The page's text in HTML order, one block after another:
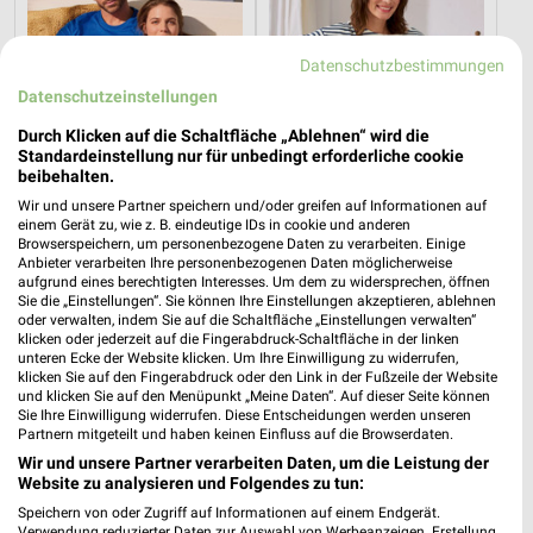
5,9 km
Inspiriert vom Meer
Gültig bis Di. 25.08.
Voilà, c’est moi
Gültig ab Mi. 12.08.
Tchibo Kik
Datenschutzbestimmungen
Datenschutzeinstellungen
Durch Klicken auf die Schaltfläche „Ablehnen“ wird die
Standardeinstellung nur für unbedingt erforderliche cookie
beibehalten.
Wir und unsere Partner speichern und/oder greifen auf Informationen auf
einem Gerät zu, wie z. B. eindeutige IDs in cookie und anderen
Browserspeichern, um personenbezogene Daten zu verarbeiten. Einige
Anbieter verarbeiten Ihre personenbezogenen Daten möglicherweise
aufgrund eines berechtigten Interesses. Um dem zu widersprechen, öffnen
Sie die „Einstellungen“. Sie können Ihre Einstellungen akzeptieren, ablehnen
oder verwalten, indem Sie auf die Schaltfläche „Einstellungen verwalten“
klicken oder jederzeit auf die Fingerabdruck-Schaltfläche in der linken
unteren Ecke der Website klicken. Um Ihre Einwilligung zu widerrufen,
klicken Sie auf den Fingerabdruck oder den Link in der Fußzeile der Website
und klicken Sie auf den Menüpunkt „Meine Daten“. Auf dieser Seite können
Sie Ihre Einwilligung widerrufen. Diese Entscheidungen werden unseren
Partnern mitgeteilt und haben keinen Einfluss auf die Browserdaten.
Wir und unsere Partner verarbeiten Daten, um die Leistung der
Website zu analysieren und Folgendes zu tun:
Speichern von oder Zugriff auf Informationen auf einem Endgerät.